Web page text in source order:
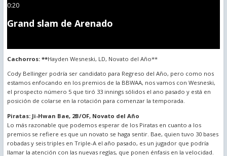
0:20
Grand slam de Arenado
Cachorros: **Hayden Wesneski, LD, Novato del Año**
Cody Bellinger podría ser candidato para Regreso del Año, pero como nos
estamos enfocando en los premios de la BBWAA, nos vamos con Wesneski,
el prospecto número 5 que tiró 33 innings sólidos el ano pasado y está en
posición de colarse en la rotación para comenzar la temporada.
Piratas: Ji-Hwan Bae, 2B/OF, Novato del Año
Lo más razonable que podemos esperar de los Piratas en cuanto a los
premios se refiere es que un novato se haga sentir. Bae, quien tuvo 30 bases
robadas y seis triples en Triple-A el año pasado, es un jugador que podría
llamar la atención con las nuevas reglas, que ponen énfasis en la velocidad.